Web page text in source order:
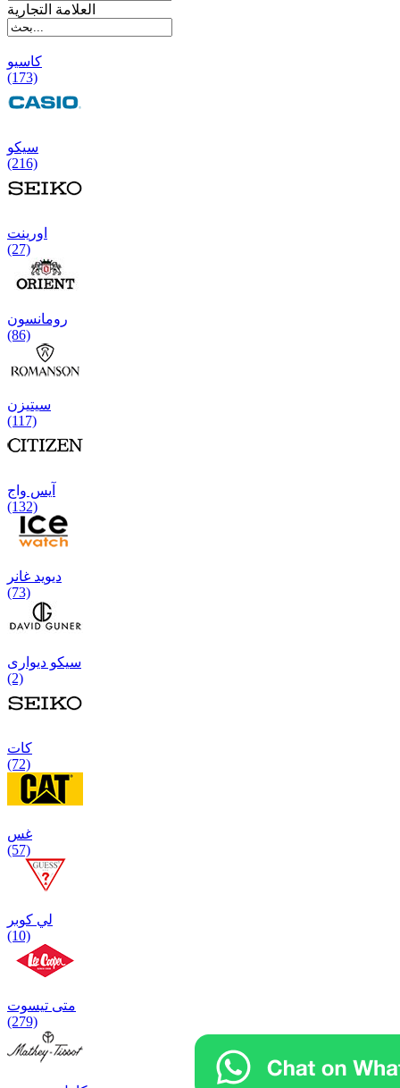
العلامة التجارية
کاسیو
(173)
سیکو
(216)
اورینت
(27)
رومانسون
(86)
سیتیزن
(117)
آیس واج
(132)
دیوید غانر
(73)
سیکو دیواری
(2)
كات
(72)
غس
(57)
لي كوبر
(10)
متی تیسوت
(279)